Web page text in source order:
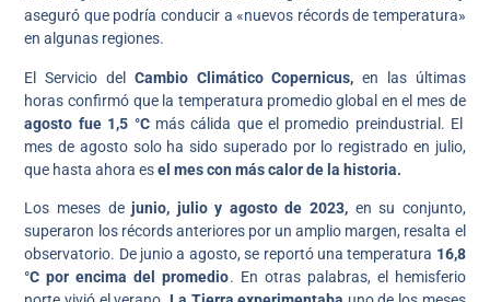
aseguró que podría conducir a «nuevos récords de temperatura»
en algunas regiones.
El Servicio del Cambio Climático Copernicus, en las últimas
horas confirmó que la temperatura promedio global en el mes de
agosto fue 1,5 °C más cálida que el promedio preindustrial. El
mes de agosto solo ha sido superado por lo registrado en julio,
que hasta ahora esel mes con más calor de la historia.
Los meses dejunio, julio y agosto de 2023,en su conjunto,
superaron los récords anteriores por un amplio margen, resalta el
observatorio. De junio a agosto, se reportó una temperatura 16,8
°C por encima del promedio. En otras palabras, el hemisferio